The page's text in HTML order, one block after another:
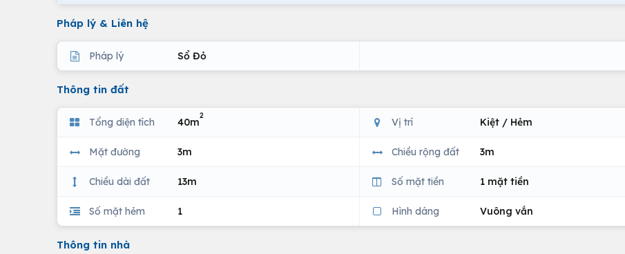
Pháp lý & Liên hệ
Pháp lý Sổ Đỏ
Thông tin đất
Tổng diện tích 40m
2
Vị trí Kiệt / Hẻm
Mặt đường 3m Chiều rộng đất 3m
Chiều dài đất 13m Số mặt tiền 1 mặt tiền
Số mặt hẻm 1 Hình dáng Vuông vắn
Thông tin nhà